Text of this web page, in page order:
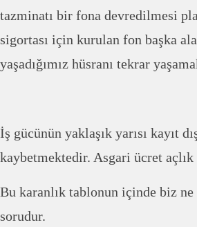
tazminatı bir fona devredilmesi
sigortası için kurulan fon başka
yaşadığımız hüsranı tekrar
İş gücünün yaklaşık yarısı kayıt
kaybetmektedir. Asgari ücret açlık
Bu karanlık tablonun içinde biz
sorudur.